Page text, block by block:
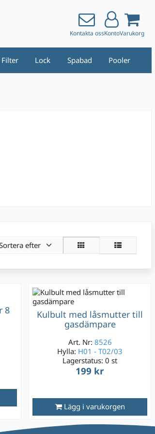
Kontakta ossKontoVarukorg
Filter Lock Spabad Pooler
efter
8
Kulbult med låsmutter till
gasdämpare
Art. Nr: 8526
Hylla: H01 - T02/03
Lagerstatus:0 st
199 kr
Lägg i varukorgen